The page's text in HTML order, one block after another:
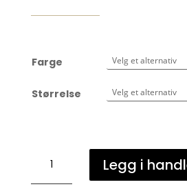
Farge
Størrelse
Clincher
pannebånd
Legg i